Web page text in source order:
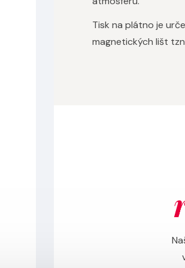
Tisk na plátno je
magnetických lišt